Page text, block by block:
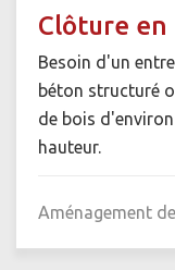
Clôture
Besoin d'un
béton structuré
de bois
hauteur.
Aménagement